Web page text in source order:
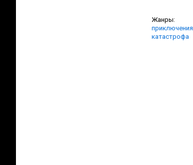
Жанры:
приключения
катастрофа